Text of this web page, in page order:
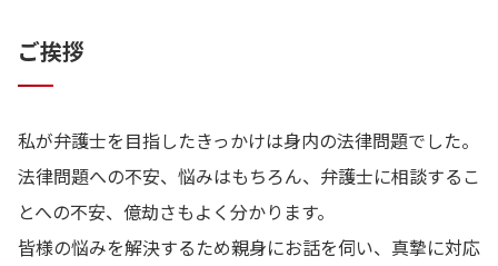
ご挨拶
私が弁護士を目指したきっかけは身内の法律問題でした。
法律問題への不安、悩みはもちろん、弁護士に相談するこ
とへの不安、億劫さもよく分かります。
皆様の悩みを解決するため親身にお話を伺い、真摯に対応